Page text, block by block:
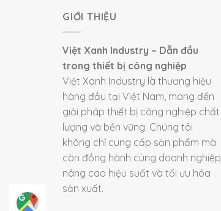
GIỚI THIỆU
Việt Xanh Industry – Dẫn đầu
trong thiết bị công nghiệp
Việt Xanh Industry là thương hiệu
hàng đầu tại Việt Nam, mang đến
giải pháp thiết bị công nghiệp chất
lượng và bền vững. Chúng tôi
không chỉ cung cấp sản phẩm mà
còn đồng hành cùng doanh nghiệp
nâng cao hiệu suất và tối ưu hóa
sản xuất.